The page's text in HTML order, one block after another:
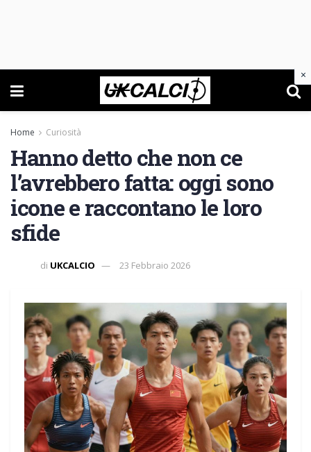
Home Curiosità
Hanno detto che non ce
l’avrebbero fatta: oggi sono
icone e raccontano le loro
sfide
di UKCALCIO 23 Febbraio 2026
×